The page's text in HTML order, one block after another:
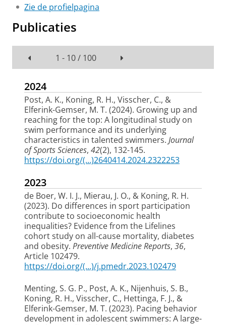
Zie de profielpagina
Publicaties
1 - 10 / 100
2024
Post, A. K., Koning, R. H., Visscher, C., &
Elferink-Gemser, M. T. (2024). Growing up and
reaching for the top: A longitudinal study on
swim performance and its underlying
characteristics in talented swimmers. Journal
of Sports Sciences, 42(2), 132-145.
https://doi.org/(...)2640414.2024.2322253
2023
de Boer, W. I. J., Mierau, J. O., & Koning, R. H.
(2023). Do differences in sport participation
contribute to socioeconomic health
inequalities? Evidence from the Lifelines
cohort study on all-cause mortality, diabetes
and obesity. Preventive Medicine Reports, 36,
Article 102479.
https://doi.org/(...)/j.pmedr.2023.102479
Menting, S. G. P., Post, A. K., Nijenhuis, S. B.,
Koning, R. H., Visscher, C., Hettinga, F. J., &
Elferink-Gemser, M. T. (2023). Pacing behavior
development in adolescent swimmers: A large-